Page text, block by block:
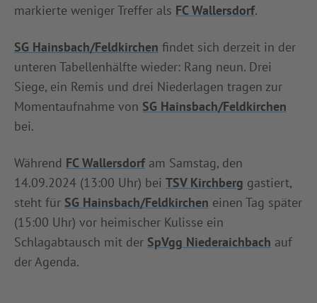
markierte weniger Treffer als FC Wallersdorf.
SG Hainsbach/Feldkirchen findet sich derzeit in der
unteren Tabellenhälfte wieder: Rang neun. Drei
Siege, ein Remis und drei Niederlagen tragen zur
Momentaufnahme von SG Hainsbach/Feldkirchen
bei.
Während FC Wallersdorfam Samstag, den
14.09.2024 (13:00 Uhr) bei TSV Kirchberg gastiert,
steht für SG Hainsbach/Feldkirchen einen Tag später
(15:00 Uhr) vor heimischer Kulisse ein
Schlagabtausch mit der SpVgg Niederaichbach auf
der Agenda.